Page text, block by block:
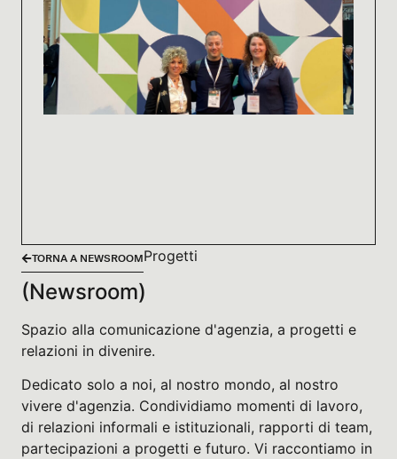
TORNA A NEWSROOMProgetti
(Newsroom)
Spazio alla comunicazione d'agenzia, a progetti e
relazioni in divenire.
Dedicato solo a noi, al nostro mondo, al nostro
vivere d'agenzia. Condividiamo momenti di lavoro,
di relazioni informali e istituzionali, rapporti di team,
partecipazioni a progetti e futuro. Vi raccontiamo in